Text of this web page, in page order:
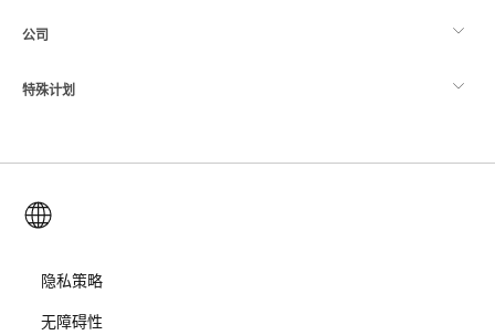
ArcGIS 博客
Esri 年轻专家关系网
活动
什么是 GIS？
位置智能
培训
ArcUser
ArcNews
公司
关于 Esri
招贤纳士
开放视野
特殊计划
ArcGIS for Student Use
保护隐私策略
无障碍性